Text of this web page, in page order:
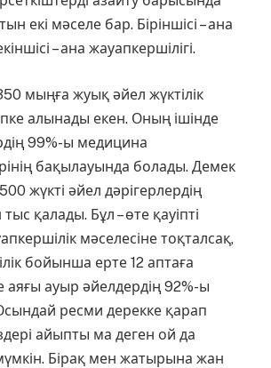
екі мәселе бар. Біріншісі – ана
– ана жауапкершілігі.
мыңға жуық әйел жүктілік
алынады екен. Оның ішінде
99%-ы медицина
бақылауында болады. Демек
жүкті әйел дәрігерлердің
қалады. Бұл – өте қауіпті
мәселесіне тоқталсақ,
бойынша ерте 12 аптаға
аяғы ауыр әйелдердің 92%-ы
ресми дерекке қарап
айыпты ма деген ой да
Бірақ мен жатырына жан